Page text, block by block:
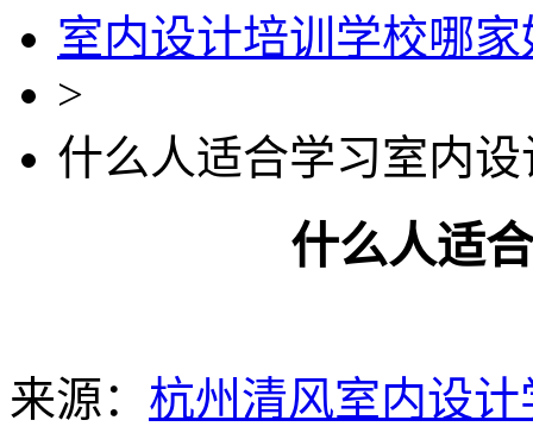
室内设计培训学校哪家
>
什么人适合学习室内设
什么人适
来源： 杭州清风室内设计